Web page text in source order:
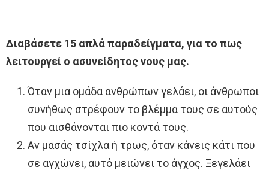
Διαβάσετε 15 απλά παραδείγματα, για το πως
λειτουργεί ο ασυνείδητος νους μας.
Όταν μια ομάδα ανθρώπων γελάει, οι άνθρωποι
συνήθως στρέφουν το βλέμμα τους σε αυτούς
που αισθάνονται πιο κοντά τους.
Αν μασάς τσίχλα ή τρως, όταν κάνεις κάτι που
σε αγχώνει, αυτό μειώνει το άγχος. Ξεγελάει